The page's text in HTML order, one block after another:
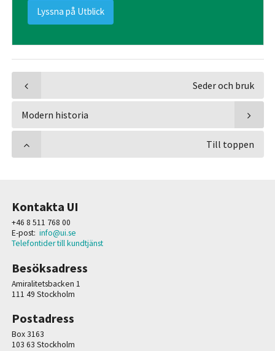
Lyssna på Utblick
Seder och bruk
Modern historia
Till toppen
Kontakta UI
+46 8 511 768 00
E-post: info@ui.se
Telefontider till kundtjänst
Besöksadress
Amiralitetsbacken 1
111 49 Stockholm
Postadress
Box 3163
103 63 Stockholm